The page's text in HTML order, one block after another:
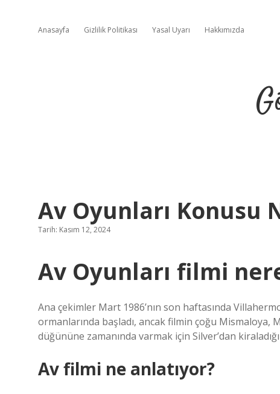
Anasayfa Gizlilik Politikası Yasal Uyarı Hakkımızda
Av Oyunları Konusu
Tarih: Kasım 12, 2024
Av Oyunları filmi
Ana çekimler Mart 1986’nın son haftasında
ormanlarında başladı, ancak filmin çoğu Mismaloya,
düğününe zamanında varmak için Silver’dan
Av filmi ne anlatıyor?